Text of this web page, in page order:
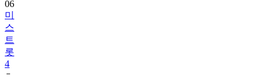
스
트
롯
4
07
김